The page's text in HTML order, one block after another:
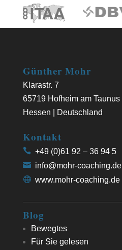
Günther Mohr
Klarastr. 7
65719 Hofheim am Taunus
Hessen | Deutschland
Kontakt
+49 (0)61 92 – 36 94 5
info@mohr-coaching.de
www.mohr-coaching.de
Blog
Bewegtes
Für Sie gelesen